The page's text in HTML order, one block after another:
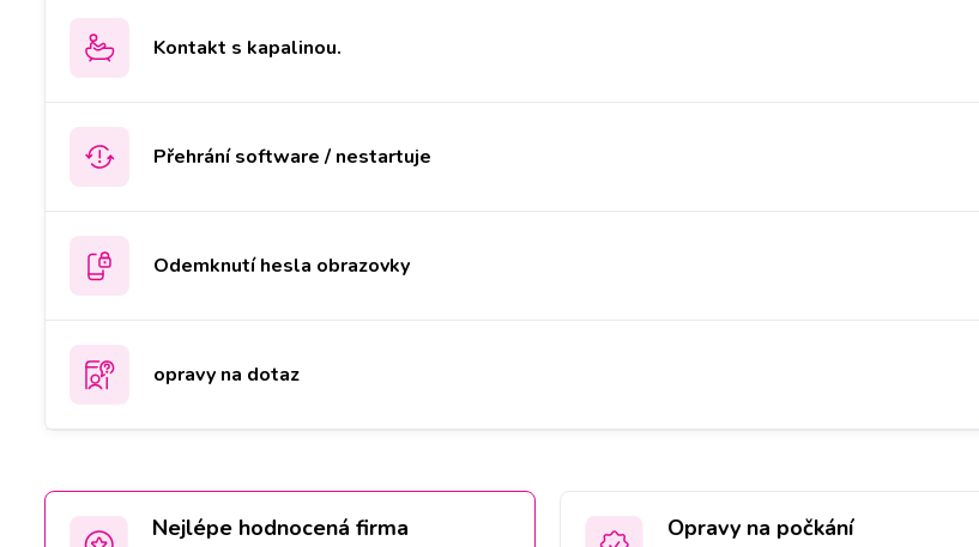
Kontakt s kapalinou.
Přehrání software / nestartuje
Odemknutí hesla obrazovky
opravy na dotaz
Nejlépe hodnocená firma Opravy na počkání